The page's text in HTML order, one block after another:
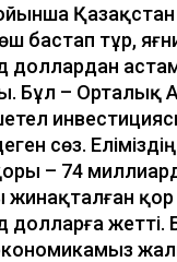
бастап тұр,
доллардан
Бұл – Орталық
сөз.
– 74
жинақталған қор
долларға жетті.